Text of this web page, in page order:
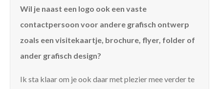
Wil je naast een logo ook een vaste
contactpersoon voor andere grafisch ontwerp
zoals een visitekaartje, brochure, flyer, folder of
ander grafisch design?
Ik sta klaar om je ook daar met plezier mee verder te